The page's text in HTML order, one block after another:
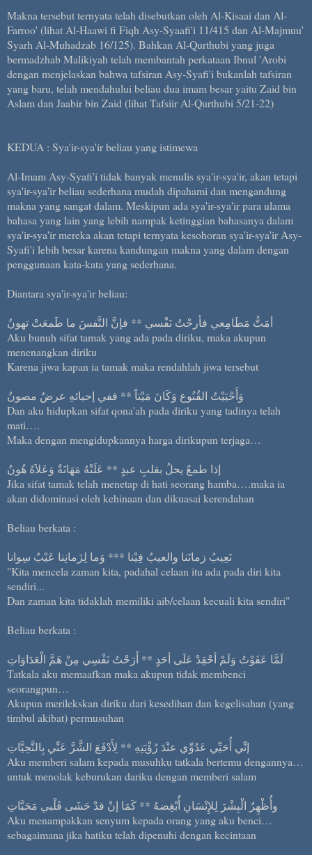
Makna tersebut ternyata telah disebutkan oleh Al-Kisaai dan Al-
Farroo' (lihat Al-Haawi fi Fiqh Asy-Syaafi'i 11/415 dan Al-Majmuu'
Syarh Al-Muhadzab 16/125). Bahkan Al-Qurthubi yang juga
bermadzhab Malikiyah telah membantah perkataan Ibnul 'Arobi
dengan menjelaskan bahwa tafsiran Asy-Syafi'i bukanlah tafsiran
yang baru, telah mendahului beliau dua imam besar yaitu Zaid bin
Aslam dan Jaabir bin Zaid (lihat Tafsiir Al-Qurthubi 5/21-22)
KEDUA : Sya'ir-sya'ir beliau yang istimewa
Al-Imam Asy-Syafi'i tidak banyak menulis sya'ir-sya'ir, akan tetapi
sya'ir-sya'ir beliau sederhana mudah dipahami dan mengandung
makna yang sangat dalam. Meskipun ada sya'ir-sya'ir para ulama
bahasa yang lain yang lebih nampak ketinggian bahasanya dalam
sya'ir-sya'ir mereka akan tetapi ternyata kesohoran sya'ir-sya'ir Asy-
Syafi'i lebih besar karena kandungan makna yang dalam dengan
penggunaan kata-kata yang sederhana.
Diantara sya'ir-sya'ir beliau:
أمَتُّ مَطَامِعي فأرحْتُ نَفْسي ** فإنَّ النَّفسَ ما طَمعَتْ تهونُ
Aku bunuh sifat tamak yang ada pada diriku, maka akupun
menenangkan diriku
Karena jiwa kapan ia tamak maka rendahlah jiwa tersebut
وَأَحْيَيْتُ القُنُوع وَكَانَ مَيْتاً ** ففي إحيائهِ عرضٌ مصونُ
Dan aku hidupkan sifat qona'ah pada diriku yang tadinya telah
mati….
Maka dengan mengidupkannya harga dirikupun terjaga…
إذا طمعٌ يحلُ بقلبِ عبدٍ ** عَلَتْهُ مَهَانَةٌ وَعَلاَهُ هُونُ
Jika sifat tamak telah menetap di hati seorang hamba….maka ia
akan didominasi oleh kehinaan dan dikuasai kerendahan
Beliau berkata :
نَعِيبُ زمانَنا والعيبُ فِيْنا *** وَما لِزَمانِنا عَيْبٌ سِوانا
"Kita mencela zaman kita, padahal celaan itu ada pada diri kita
sendiri...
Dan zaman kita tidaklah memiliki aib/celaan kecuali kita sendiri"
Beliau berkata :
لَمَّا عَفَوْتُ وَلَمْ أحْقِدْ عَلَى أحَدٍ ** أَرَحْتُ نَفْسِي مِنْ هَمَّ الْعَدَاوَاتِ
Tatkala aku memaafkan maka akupun tidak membenci
seorangpun…
Akupun merilekskan diriku dari kesedihan dan kegelisahan (yang
timbul akibat) permusuhan
إنِّي أُحَيِّي عَدُوِّي عنْدَ رُؤْيَتِهِ ** لِأَدْفَعَ الشَّرَّ عَنِّي بِالتَّحِيَّاتِ
Aku memberi salam kepada musuhku tatkala bertemu dengannya…
untuk menolak keburukan dariku dengan memberi salam
وأُظْهِرُ الْبِشْرَ لِلإِنْسَانِ أُبْغِضهُ ** كَمَا إنْ قدْ حَشَى قَلْبي مَحَبَّاتِ
Aku menampakkan senyum kepada orang yang aku benci…
sebagaimana jika hatiku telah dipenuhi dengan kecintaan